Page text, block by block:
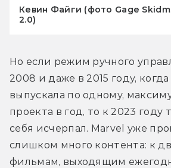
Кевин Файги (фото Gage
2.0)
Но если режим ручного
2008 и даже в 2015 году,
выпускала по одному,
проекта в год, то к 2023 году
себя исчерпал. Marvel уже
слишком много контента: к
фильмам, выходящим